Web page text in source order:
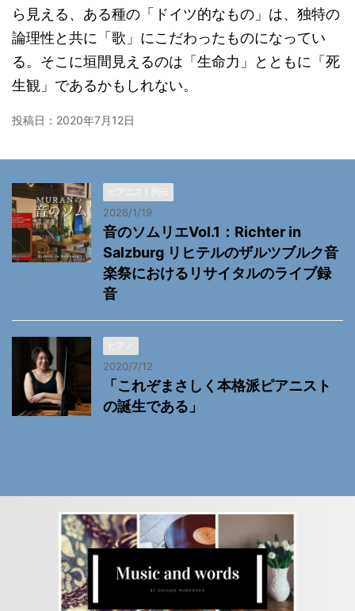
ら見える、ある種の「ドイツ的なもの」は、独特の
論理性と共に「歌」にこだわったものになってい
る。そこに垣間見えるのは「生命力」とともに「死
生観」であるかもしれない。
投稿日： 2020年7月12日
ピアニスト列伝
2026/1/19
音のソムリエVol.1：Richter in
Salzburg リヒテルのザルツブルク音
楽祭におけるリサイタルのライブ録
音
ピアノ
2020/7/12
「これぞまさしく本格派ピアニスト
の誕生である」